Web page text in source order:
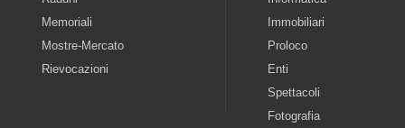
Memoriali
Mostre-Mercato
Rievocazioni
Immobiliari
Proloco
Enti
Spettacoli
Fotografia